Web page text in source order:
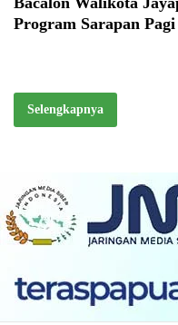
Program Sarapan
Selengkapnya